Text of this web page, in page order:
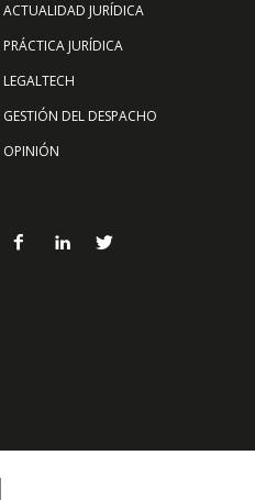
ACTUALIDAD JURÍDICA
PRÁCTICA JURÍDICA
LEGALTECH
GESTIÓN DEL DESPACHO
OPINIÓN